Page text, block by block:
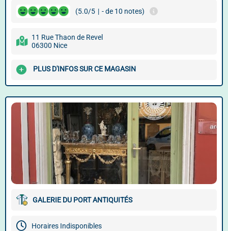
(5.0/5 | - de 10 notes)
11 Rue Thaon de Revel
06300 Nice
PLUS D'INFOS SUR CE MAGASIN
GALERIE DU PORT ANTIQUITÉS
Horaires Indisponibles